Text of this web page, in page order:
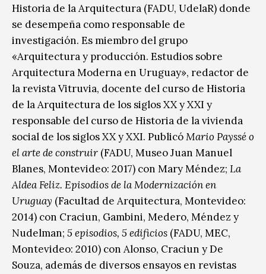
Historia de la Arquitectura (FADU, UdelaR) donde
se desempeña como responsable de
investigación. Es miembro del grupo
«Arquitectura y producción. Estudios sobre
Arquitectura Moderna en Uruguay», redactor de
la revista Vitruvia, docente del curso de Historia
de la Arquitectura de los siglos XX y XXI y
responsable del curso de Historia de la vivienda
social de los siglos XX y XXI. PublicóMario Payssé o
el arte de construir (FADU, Museo Juan Manuel
Blanes, Montevideo: 2017) con Mary Méndez; La
Aldea Feliz. Episodios de la Modernización en
Uruguay (Facultad de Arquitectura, Montevideo:
2014) con Craciun, Gambini, Medero, Méndez y
Nudelman; 5 episodios, 5 edificios (FADU, MEC,
Montevideo: 2010) con Alonso, Craciun y De
Souza, además de diversos ensayos en revistas